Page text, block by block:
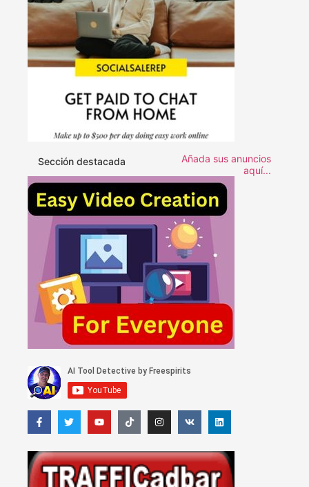
Sección destacada
Añada sus anuncios
aquí...